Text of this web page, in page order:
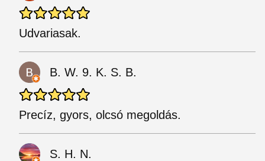
Udvariasak.
B. W. 9. K. S. B.
Precíz, gyors, olcsó megoldás.
S. H. N.